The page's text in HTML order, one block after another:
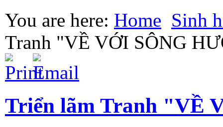
You are here: Home Sinh
Tranh "VỀ VỚI SÔNG
Triển lãm Tranh "VỀ